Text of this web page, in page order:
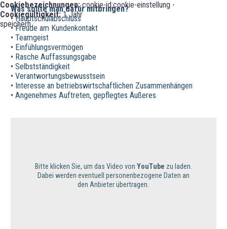
Cookiebezeichnungen:cookie-id;cookie-einstellung -
Cookiegültigkeit:1 Jahr
speichern
Was sollte man dafür mitbringen?
• Hauptschulabschluss
• Freude am Kundenkontakt
• Teamgeist
• Einfühlungsvermögen
• Rasche Auffassungsgabe
• Selbstständigkeit
• Verantwortungsbewusstsein
• Interesse an betriebswirtschaftlichen Zusammenhängen
• Angenehmes Auftreten, gepflegtes Äußeres
Bitte klicken Sie, um das Video von YouTube zu laden.
Dabei werden eventuell personenbezogene Daten an
den Anbieter übertragen.